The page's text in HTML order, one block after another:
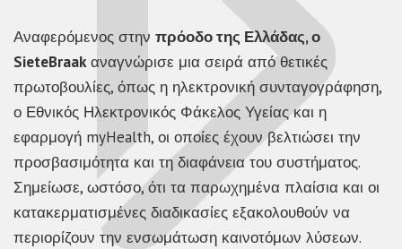
Αναφερόμενος στην πρόοδο της Ελλάδας, ο
SieteBraakαναγνώρισε μια σειρά από θετικές
πρωτοβουλίες, όπως η ηλεκτρονική συνταγογράφηση,
ο Εθνικός Ηλεκτρονικός Φάκελος Υγείας και η
εφαρμογή myHealth, οι οποίες έχουν βελτιώσει την
προσβασιμότητα και τη διαφάνεια του συστήματος.
Σημείωσε, ωστόσο, ότι τα παρωχημένα πλαίσια και οι
κατακερματισμένες διαδικασίες εξακολουθούν να
περιορίζουν την ενσωμάτωση καινοτόμων λύσεων.